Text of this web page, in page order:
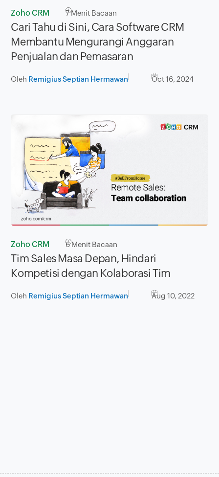
Zoho CRM 7Menit Bacaan
Cari Tahu di Sini, Cara Software CRM
Membantu Mengurangi Anggaran
Penjualan dan Pemasaran
Oleh Remigius Septian Hermawan Oct 16, 2024
Zoho CRM 6Menit Bacaan
Tim Sales Masa Depan, Hindari
Kompetisi dengan Kolaborasi Tim
Oleh Remigius Septian Hermawan Aug 10, 2022